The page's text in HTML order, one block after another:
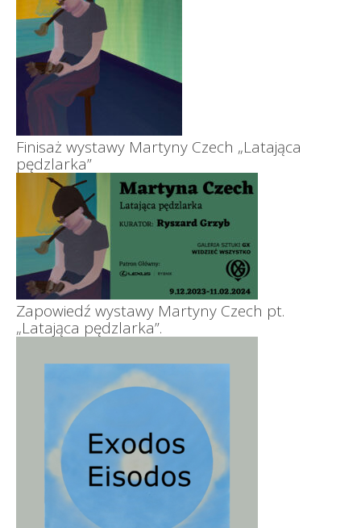
Finisaż wystawy Martyny Czech „Latająca
pędzlarka”
Zapowiedź wystawy Martyny Czech pt.
„Latająca pędzlarka”.